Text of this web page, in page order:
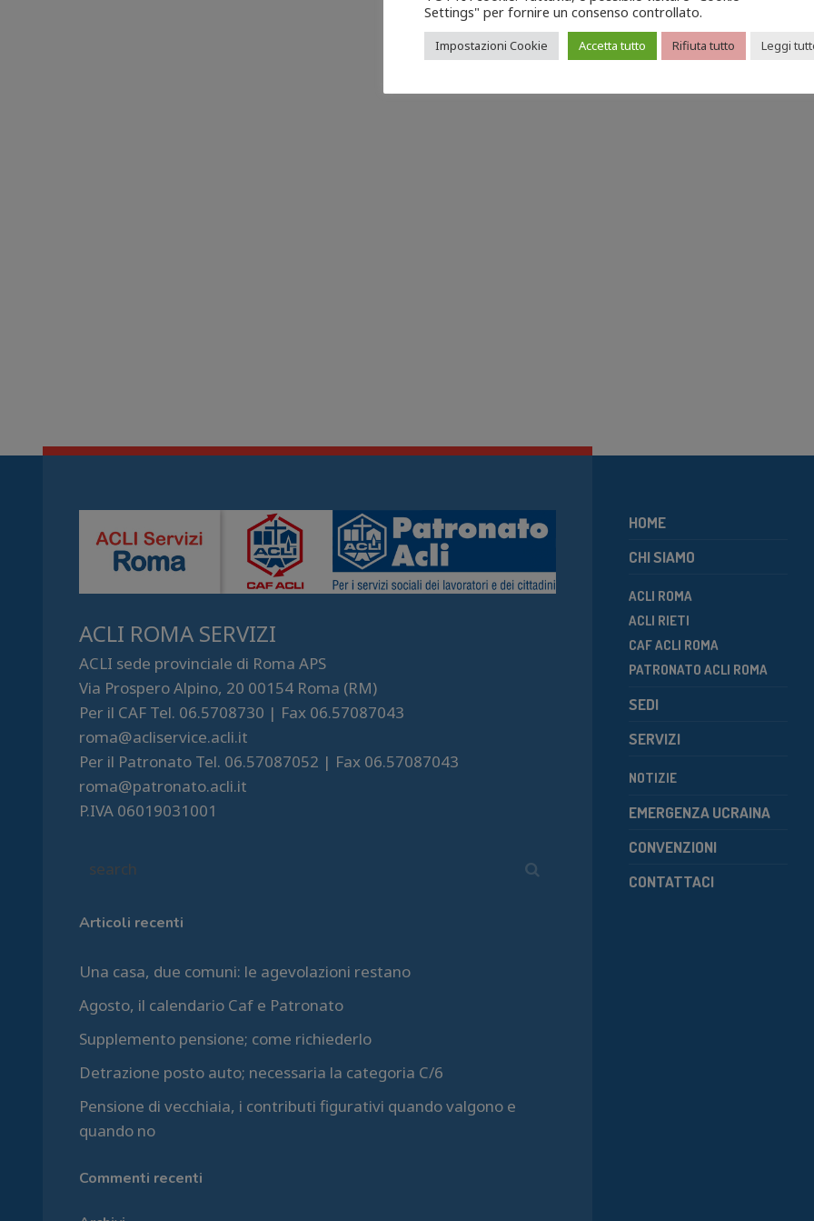
ACLI ROMA SERVIZI
ACLI sede provinciale di Roma APS
Via Prospero Alpino, 20 00154 Roma (RM)
Per il CAF Tel. 06.5708730 | Fax 06.57087043
roma@acliservice.acli.it
Per il Patronato Tel. 06.57087052 | Fax 06.57087043
roma@patronato.acli.it
P.IVA 06019031001
Articoli recenti
Una casa, due comuni: le agevolazioni restano
Agosto, il calendario Caf e Patronato
Supplemento pensione; come richiederlo
Detrazione posto auto; necessaria la categoria C/6
Pensione di vecchiaia, i contributi figurativi quando valgono e
quando no
Commenti recenti
HOME
CHI SIAMO
ACLI ROMA
ACLI RIETI
CAF ACLI ROMA
PATRONATO ACLI ROMA
SEDI
SERVIZI
NOTIZIE
EMERGENZA UCRAINA
CONVENZIONI
CONTATTACI
Settings" per fornire un consenso controllato.
Impostazioni Cookie Accetta tutto Rifiuta tutto Leggi